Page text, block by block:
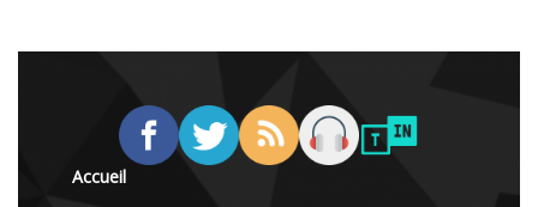
Accueil